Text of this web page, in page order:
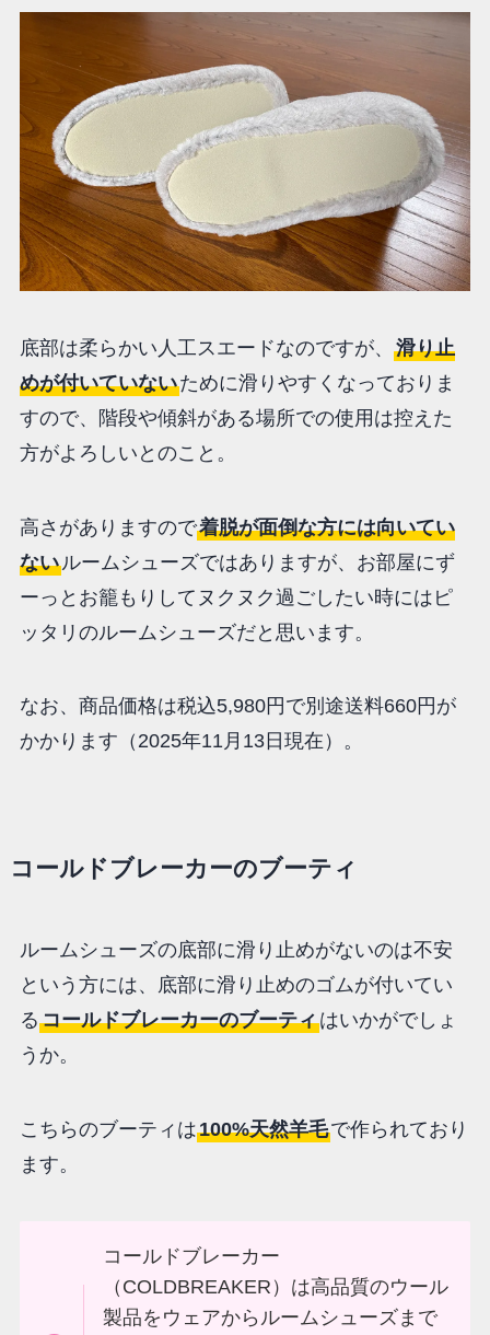
底部は柔らかい人工スエードなのですが、 滑り止
めが付いていないために滑りやすくなっておりま
すので、階段や傾斜がある場所での使用は控えた
方がよろしいとのこと。
高さがありますので着脱が面倒な方には向いてい
ないルームシューズではありますが、お部屋にず
ーっとお籠もりしてヌクヌク過ごしたい時にはピ
ッタリのルームシューズだと思います。
なお、商品価格は税込5,980円で別途送料660円が
かかります（2025年11月13日現在）。
コールドブレーカーのブーティ
ルームシューズの底部に滑り止めがないのは不安
という方には、底部に滑り止めのゴムが付いてい
るコールドブレーカーのブーティはいかがでしょ
うか。
こちらのブーティは100%天然羊毛で作られており
ます。
コールドブレーカー
（COLDBREAKER）は高品質のウール
製品をウェアからルームシューズまで